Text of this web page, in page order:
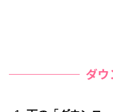
ダ